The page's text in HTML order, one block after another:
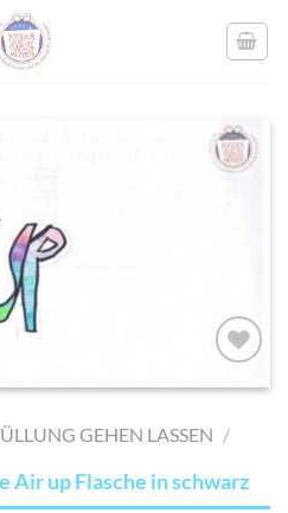
AUF MEINE
SETZEN
GEHEN LASSEN /
Air up Flasche in schwarz